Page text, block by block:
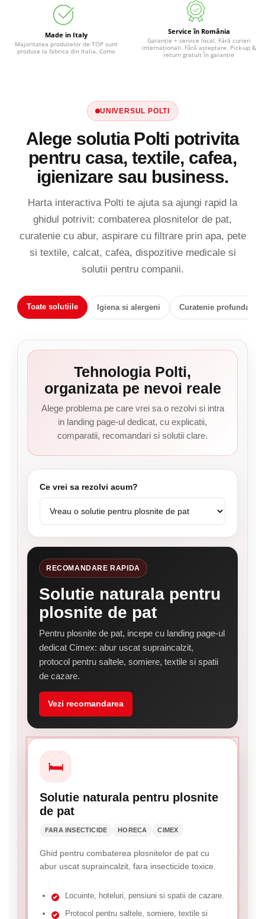
Made in Italy
Majoritatea produselor de TOP sunt
produse la fabrica din Italia, Como
Service în România
Garanție + service local. Fără curieri
internaționali. Fără așteptare. Pick-up &
return gratuit în garanție
UNIVERSUL POLTI
Alege solutia Polti potrivita
pentru casa, textile, cafea,
igienizare sau business.
Harta interactiva Polti te ajuta sa ajungi rapid la
ghidul potrivit: combaterea plosnitelor de pat,
curatenie cu abur, aspirare cu filtrare prin apa, pete
si textile, calcat, cafea, dispozitive medicale si
solutii pentru companii.
Toate solutiile Igiena si alergeni Curatenie profunda
Tehnologia Polti,
organizata pe nevoi reale
Alege problema pe care vrei sa o rezolvi si intra
in landing page-ul dedicat, cu explicatii,
comparatii, recomandari si solutii clare.
Ce vrei sa rezolvi acum?
RECOMANDARE RAPIDA
Solutie naturala pentru
plosnite de pat
Pentru plosnite de pat, incepe cu landing page-ul
dedicat Cimex: abur uscat supraincalzit,
protocol pentru saltele, somiere, textile si spatii
de cazare.
Vezi recomandarea
🛏
Solutie naturala pentru plosnite
de pat
FARA INSECTICIDE HORECA CIMEX
Ghid pentru combaterea plosnitelor de pat cu
abur uscat supraincalzit, fara insecticide toxice.
Locuinte, hoteluri, pensiuni si spatii de cazare.
Protocol pentru saltele, somiere, textile si